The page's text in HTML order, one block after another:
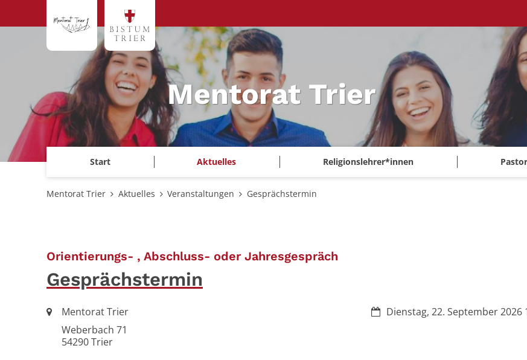
Mentorat Trier
Start Aktuelles Religionslehrer*innen
Mentorat Trier Aktuelles Veranstaltungen Gesprächstermin
Orientierungs- , Abschluss- oder Jahresgespräch
Gesprächstermin
Datum:Dienstag, 22. September 2026
Ort:Mentorat Trier
Weberbach 71
54290Trier